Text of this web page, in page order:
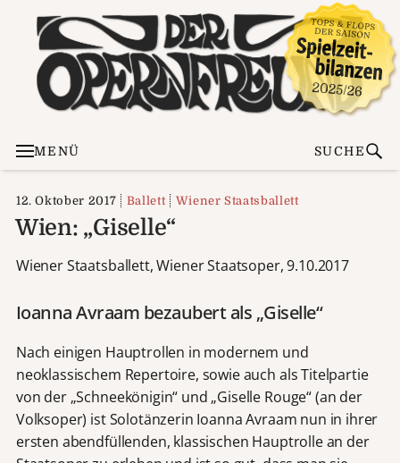
MENÜ SUCHE
12. Oktober 2017 Ballett Wiener Staatsballett
Wien: „Giselle“
Wiener Staatsballett, Wiener Staatsoper, 9.10.2017
Ioanna Avraam bezaubert als „Giselle“
Nach einigen Hauptrollen in modernem und
neoklassischem Repertoire, sowie auch als Titelpartie
von der „Schneekönigin“ und „Giselle Rouge“ (an der
Volksoper) ist Solotänzerin Ioanna Avraam nun in ihrer
ersten abendfüllenden, klassischen Hauptrolle an der